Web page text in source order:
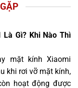
Là Gì? Khi Nào Thì
mặt kính Xiaomi
khi rơi vỡ mặt kính,
hoạt động được